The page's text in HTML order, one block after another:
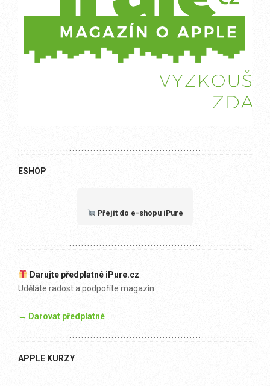
ESHOP
Přejít do e-shopu iPure
Darujte předplatné iPure.cz
Uděláte radost a podpoříte magazín.
→ Darovat předplatné
APPLE KURZY